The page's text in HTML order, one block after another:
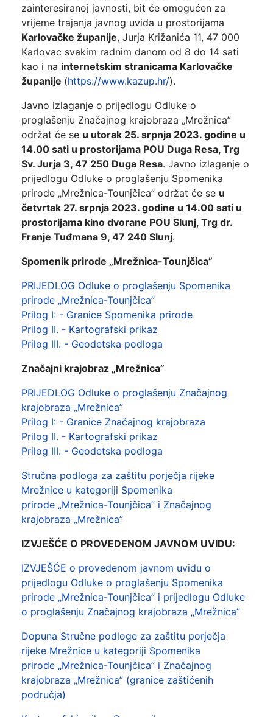
zainteresiranoj javnosti, bit će omogućen za
vrijeme trajanja javnog uvida u prostorijama
Karlovačke županije, Jurja Križanića 11, 47 000
Karlovac svakim radnim danom od 8 do 14 sati
kao i na internetskim stranicama Karlovačke
županije (https://www.kazup.hr/).
Javno izlaganje o prijedlogu Odluke o
proglašenju Značajnog krajobraza „Mrežnica”
održat će se u utorak 25. srpnja 2023. godine u
14.00 sati u prostorijama POU Duga Resa, Trg
Sv. Jurja 3, 47 250 Duga Resa. Javno izlaganje o
prijedlogu Odluke o proglašenju Spomenika
prirode „Mrežnica-Tounjčica” održat će se u
četvrtak 27. srpnja 2023. godine u 14.00 sati u
prostorijama kino dvorane POU Slunj, Trg dr.
Franje Tuđmana 9, 47 240 Slunj.
Spomenik prirode „Mrežnica-Tounjčica”
PRIJEDLOG Odluke o proglašenju Spomenika
prirode „Mrežnica-Tounjčica”
Prilog I: - Granice Spomenika prirode
Prilog II. - Kartografski prikaz
Prilog III. - Geodetska podloga
Značajni krajobraz „Mrežnica”
PRIJEDLOG Odluke o proglašenju Značajnog
krajobraza „Mrežnica”
Prilog I: - Granice Značajnog krajobraza
Prilog II. - Kartografski prikaz
Prilog III. - Geodetska podloga
Stručna podloga za zaštitu porječja rijeke
Mrežnice u kategoriji Spomenika
prirode „Mrežnica-Tounjčica” i Značajnog
krajobraza „Mrežnica”
IZVJEŠĆE O PROVEDENOM JAVNOM UVIDU:
IZVJEŠĆE o provedenom javnom uvidu o
prijedlogu Odluke o proglašenju Spomenika
prirode „Mrežnica-Tounjčica” i prijedlogu Odluke
o proglašenju Značajnog krajobraza „Mrežnica”
Dopuna Stručne podloge za zaštitu porječja
rijeke Mrežnice u kategoriji Spomenika
prirode „Mrežnica-Tounjčica” i Značajnog
krajobraza „Mrežnica” (granice zaštićenih
područja)